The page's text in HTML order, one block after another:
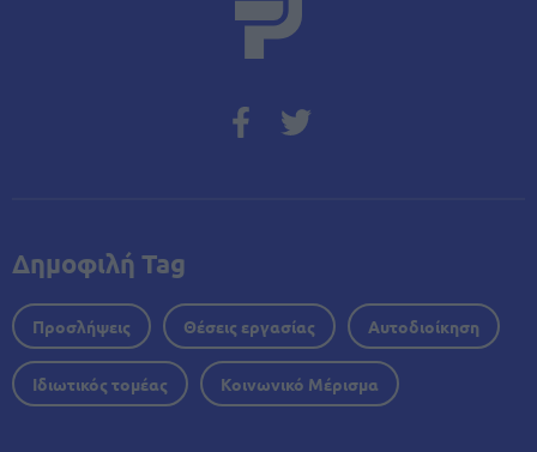
Δημοφιλή Tag
Προσλήψεις Θέσεις εργασίας Αυτοδιοίκηση
Ιδιωτικός τομέας Κοινωνικό Μέρισμα